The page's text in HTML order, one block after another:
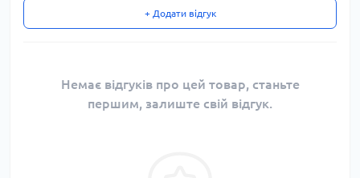
+ Додати відгук
Немає відгуків про цей товар, станьте
першим, залиште свій відгук.